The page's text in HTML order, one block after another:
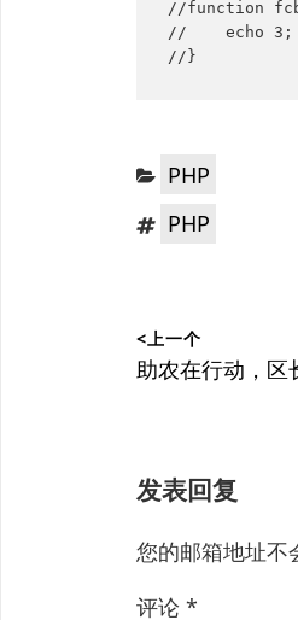
//function
//    echo 3;
//}
分 PHP
标 PHP
章
航
<上一个
上
助农在行动，区
发表回复
您的邮箱地址不
评论 *